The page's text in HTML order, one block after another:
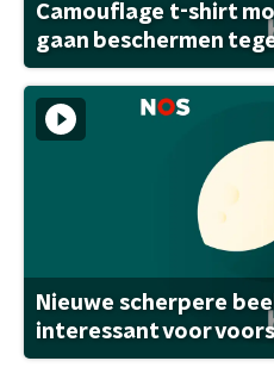
Camouflage t-shirt
gaan beschermen
Nieuwe scherpere
interessant voor